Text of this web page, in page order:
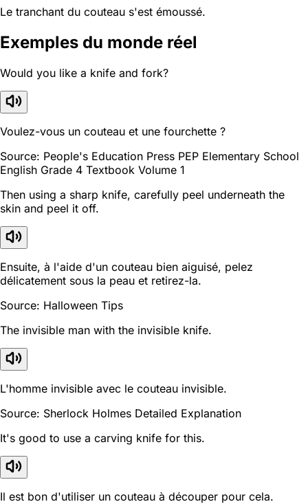
Le tranchant du couteau s'est émoussé.
Exemples du monde réel
Would you like a knife and fork?
Voulez-vous un couteau et une fourchette ?
Source: People's Education Press PEP Elementary School
English Grade 4 Textbook Volume 1
Then using a sharp knife, carefully peel underneath the
skin and peel it off.
Ensuite, à l'aide d'un couteau bien aiguisé, pelez
délicatement sous la peau et retirez-la.
Source: Halloween Tips
The invisible man with the invisible knife.
L'homme invisible avec le couteau invisible.
Source: Sherlock Holmes Detailed Explanation
It's good to use a carving knife for this.
Il est bon d'utiliser un couteau à découper pour cela.